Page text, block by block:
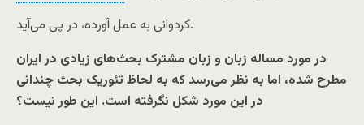
کردوانی به عمل آورده، در پی می‌آید.
در مورد مساله زبان و زبان مشترک بحث‌های زیادی در ایران
مطرح شده، اما به نظر می‌رسد که به لحاظ تئوریک بحث چندانی
در این مورد شکل نگرفته است. این طور نیست؟